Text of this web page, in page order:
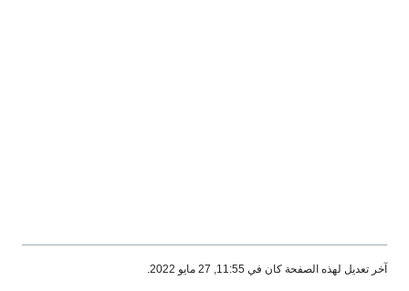
آخر تعديل لهذه الصفحة كان في 11:55, 27 مايو 2022.